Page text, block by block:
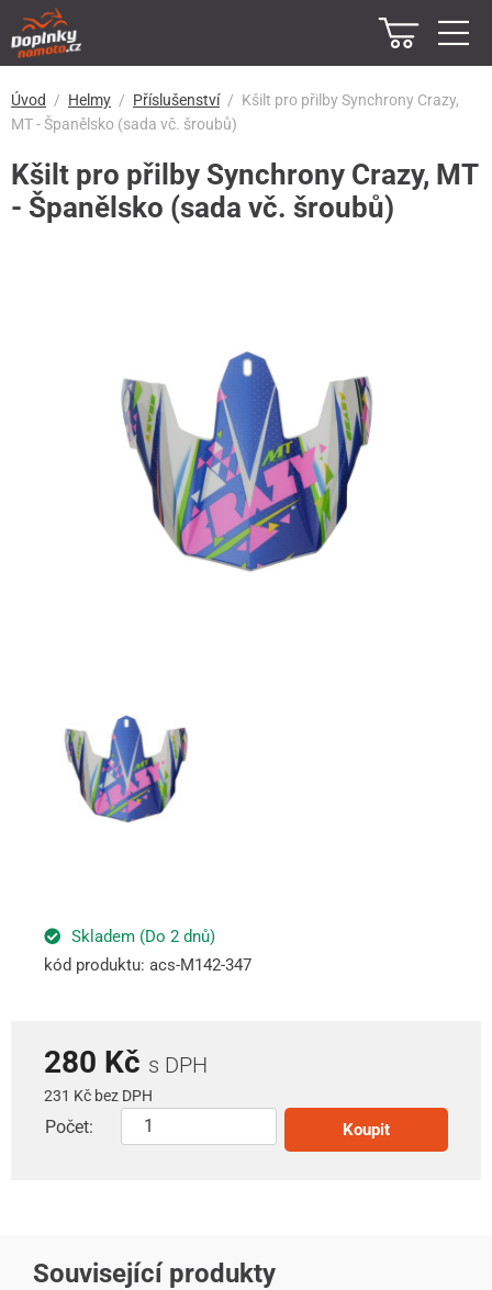
Úvod Helmy Příslušenství
Kšilt pro přilby Synchrony Crazy,
MT - Španělsko (sada vč. šroubů)
Kšilt pro přilby Synchrony Crazy, MT
- Španělsko (sada vč. šroubů)
Skladem (Do 2 dnů)
kód produktu: acs-M142-347
280 Kč s DPH
231 Kč bez DPH
Počet: Koupit
Související produkty